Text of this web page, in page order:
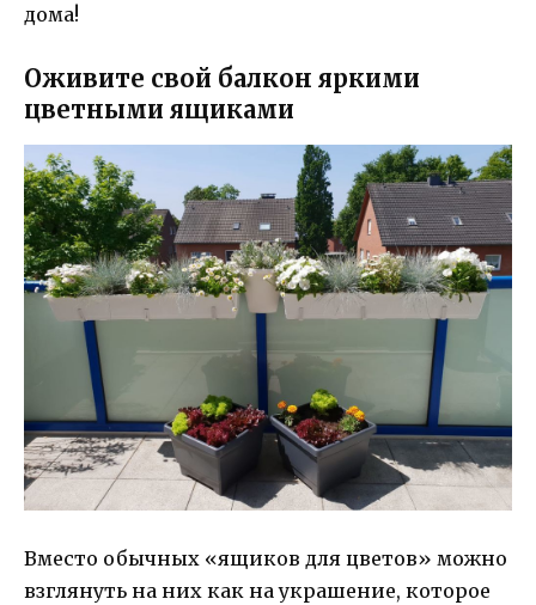
дома!
Оживите свой балкон яркими
цветными ящиками
Вместо обычных «ящиков для цветов» можно
взглянуть на них как на украшение, которое